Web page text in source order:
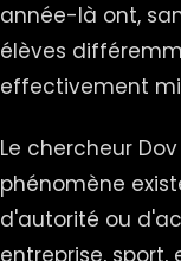
année-là ont,
élèves
effectivement
Le chercheur
phénomène
d'autorité ou
entreprise, sport,